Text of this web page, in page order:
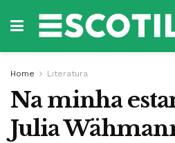
Home Literatura
Na minha
Julia